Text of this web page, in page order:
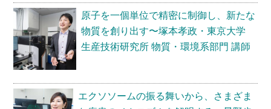
原子を一個単位で精密に制御し、新たな
物質を創り出す〜塚本孝政・東京大学
生産技術研究所 物質・環境系部門 講師
エクソソームの振る舞いから、さまざま